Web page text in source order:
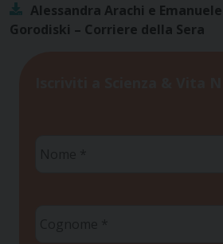
Alessandra Arachi e
Gorodiski – Corriere della Sera